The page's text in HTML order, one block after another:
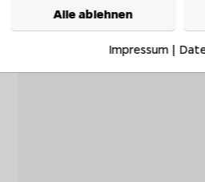
Alle ablehnen
Impressum|